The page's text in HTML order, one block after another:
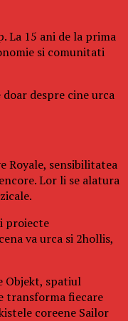
La 15 ani de la prima
si comunitati
despre cine urca
Royale, sensibilitatea
Lor li se alatura
proiecte
va urca si 2hollis,
Objekt, spatiul
transforma fiecare
coreene Sailor